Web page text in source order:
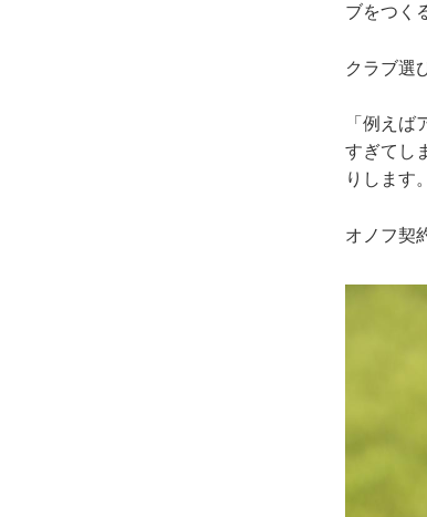
ブをつく
クラブ選
「例え
すぎてし
りします
オノフ契